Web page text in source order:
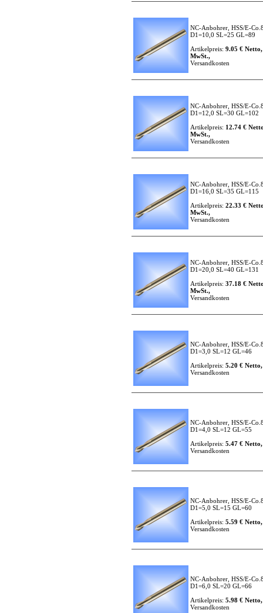
NC-Anbohrer, HSS/E-
D1=10,0 SL=25 GL=89
Artikelpreis: 9.05 €
MwSt.,
Versandkosten
NC-Anbohrer, HSS/E-
D1=12,0 SL=30 GL=102
Artikelpreis: 12.74 €
MwSt.,
Versandkosten
NC-Anbohrer, HSS/E-
D1=16,0 SL=35 GL=115
Artikelpreis: 22.33 €
MwSt.,
Versandkosten
NC-Anbohrer, HSS/E-
D1=20,0 SL=40 GL=131
Artikelpreis: 37.18 €
MwSt.,
Versandkosten
NC-Anbohrer, HSS/E-
D1=3,0 SL=12 GL=46
Artikelpreis: 5.20 €
Versandkosten
NC-Anbohrer, HSS/E-
D1=4,0 SL=12 GL=55
Artikelpreis: 5.47 €
Versandkosten
NC-Anbohrer, HSS/E-
D1=5,0 SL=15 GL=60
Artikelpreis: 5.59 €
Versandkosten
NC-Anbohrer, HSS/E-
D1=6,0 SL=20 GL=66
Artikelpreis: 5.98 €
Versandkosten